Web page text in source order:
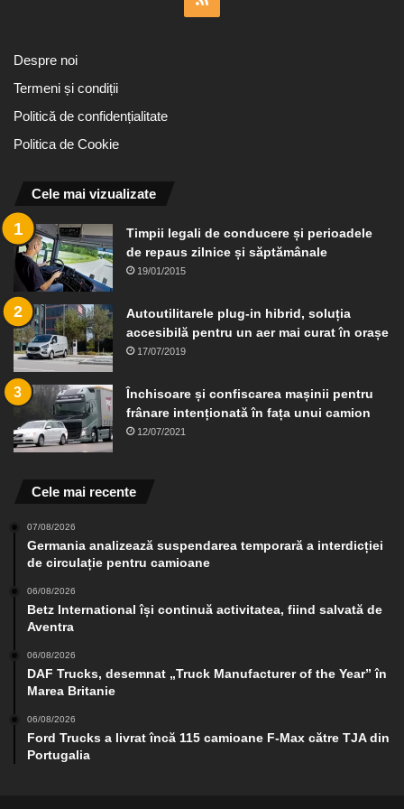
Despre noi
Termeni și condiții
Politică de confidențialitate
Politica de Cookie
Cele mai vizualizate
Timpii legali de conducere și perioadele
de repaus zilnice și săptămânale
19/01/2015
Autoutilitarele plug-in hibrid, soluția
accesibilă pentru un aer mai curat în orașe
17/07/2019
Închisoare și confiscarea mașinii pentru
frânare intenționată în fața unui camion
12/07/2021
Cele mai recente
07/08/2026
Germania analizează suspendarea temporară a interdicției
de circulație pentru camioane
06/08/2026
Betz International își continuă activitatea, fiind salvată de
Aventra
06/08/2026
DAF Trucks, desemnat „Truck Manufacturer of the Year” în
Marea Britanie
06/08/2026
Ford Trucks a livrat încă 115 camioane F-Max către TJA din
Portugalia